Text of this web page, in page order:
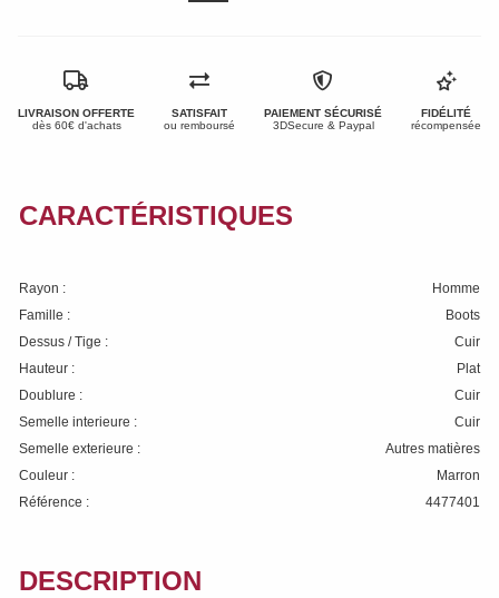
LIVRAISON OFFERTE
dès 60€ d'achats
SATISFAIT
ou remboursé
PAIEMENT SÉCURISÉ
3DSecure & Paypal
FIDÉLITÉ
récompensée
CARACTÉRISTIQUES
Rayon :
Homme
Famille :
Boots
Dessus / Tige :
Cuir
Hauteur :
Plat
Doublure :
Cuir
Semelle interieure :
Cuir
Semelle exterieure :
Autres matières
Couleur :
Marron
Référence :
4477401
DESCRIPTION